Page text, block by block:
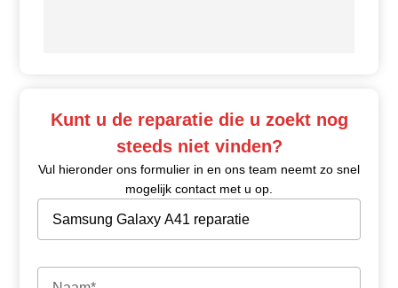
Kunt u de reparatie die u zoekt nog
steeds niet vinden?
Vul hieronder ons formulier in en ons team neemt zo snel
mogelijk contact met u op.